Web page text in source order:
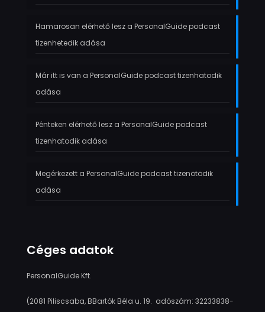
Hamarosan elérhető lesz a PersonalGuide podcast
tizenhetedik adása
Már itt is van a PersonalGuide podcast tizenhatodik
adása
Pénteken elérhető lesz a PersonalGuide podcast
tizenhatodik adása
Megérkezett a PersonalGuide podcast tizenötödik
adása
Céges adatok
PersonalGuide Kft.
(2081 Piliscsaba, BBartók Béla u. 19. adószám: 32233838-